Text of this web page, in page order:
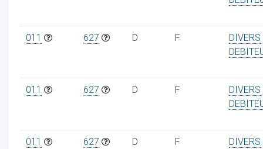
011 627 D F
DIVERS
011 627 D F
DIVERS
011 627 D F
DIVERS